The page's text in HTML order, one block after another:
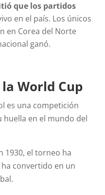
que los partidos
en el país. Los únicos
en Corea del Norte
ganó.
World Cup
es una competición
huella en el mundo del
1930, el torneo ha
convertido en un